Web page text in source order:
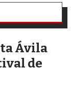
Ávila
de